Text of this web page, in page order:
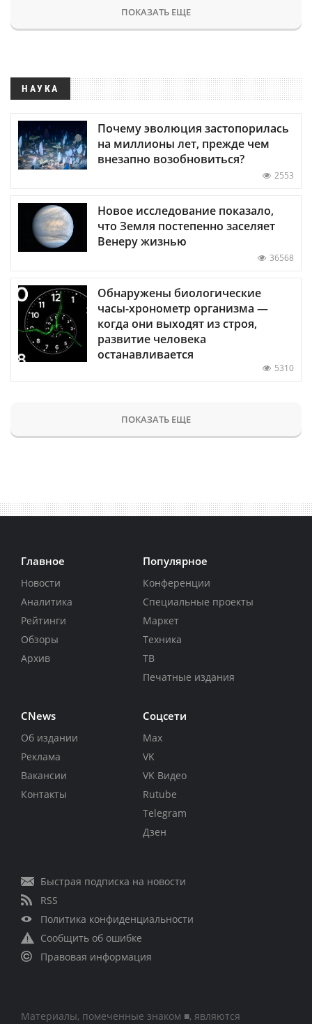
ПОКАЗАТЬ ЕЩЕ
НАУКА
Почему эволюция застопорилась
на миллионы лет, прежде чем
внезапно возобновиться?
2553
Новое исследование показало,
что Земля постепенно заселяет
Венеру жизнью
36568
Обнаружены биологические
часы-хронометр организма —
когда они выходят из строя,
развитие человека
останавливается
5310
ПОКАЗАТЬ ЕЩЕ
Главное
Новости
Аналитика
Рейтинги
Обзоры
Архив
Популярное
Конференции
Специальные проекты
Маркет
Техника
ТВ
Печатные издания
CNews
Об издании
Реклама
Вакансии
Контакты
Соцсети
Max
VK
VK Видео
Rutube
Telegram
Дзен
Быстрая подписка на новости
RSS
Политика конфиденциальности
Сообщить об ошибке
Правовая информация
Материалы, помеченные знаком ■, являются